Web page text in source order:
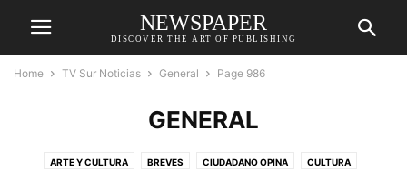
NEWSPAPER
DISCOVER THE ART OF PUBLISHING
Home TV Sur Noticias General Page 986
GENERAL
ARTE Y CULTURA BREVES CIUDADANO OPINA CULTURA